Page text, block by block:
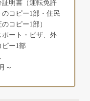
証明書（運転免許
コピー1部・住民
コピー1部）
ポート・ビザ、外
ピー1部
～